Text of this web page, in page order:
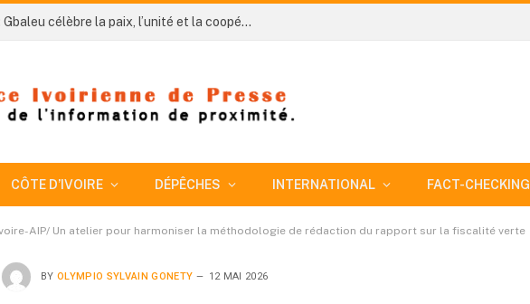
Côte d’Ivoire-AIP/An 66 : Gbaleu célèbre la paix, l’unité et la coopération transfrontalière avec le Liberia
CÔTE D’IVOIRE DÉPÊCHES INTERNATIONAL FACT-CHECKING
AIP/ Un atelier pour harmoniser la méthodologie de rédaction du rapport sur la fiscalité verte
BY OLYMPIO SYLVAIN GONETY 12 MAI 2026